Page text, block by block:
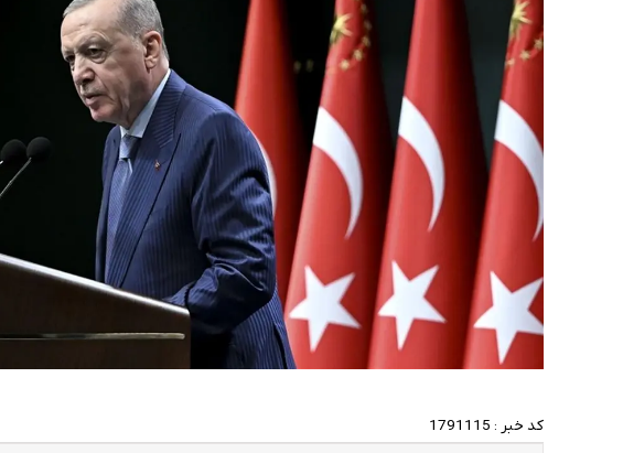
کد خبر : 1791115